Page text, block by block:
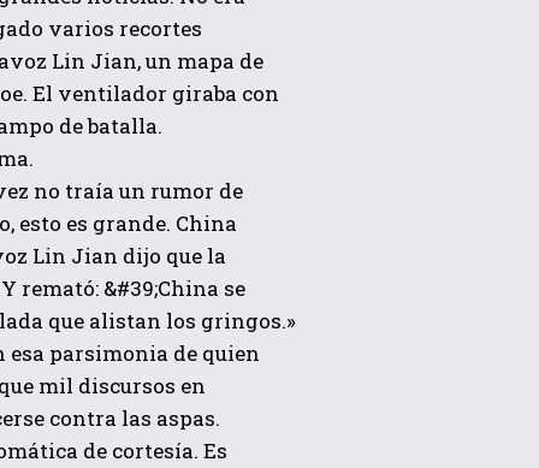
varios recortes
Lin Jian, un mapa de
El ventilador giraba con
de batalla.
no traía un rumor de
esto es grande. China
Lin Jian dijo que la
remató: &#39;China se
que alistan los gringos.»
parsimonia de quien
mil discursos en
contra las aspas.
de cortesía. Es